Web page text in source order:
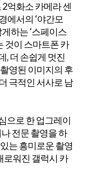
억화소 카메라 센
에서의 ‘야간모
하는 ‘스페이스
것이 스마트폰 카
, 더 손쉽게 멋진
영된 이미지의 후
극적인 서사로 남
으로 한 업그레이
전문 촬영을 하
는 흥미로운 촬영
로워진 갤럭시 카